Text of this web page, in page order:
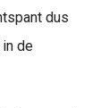
dus
de